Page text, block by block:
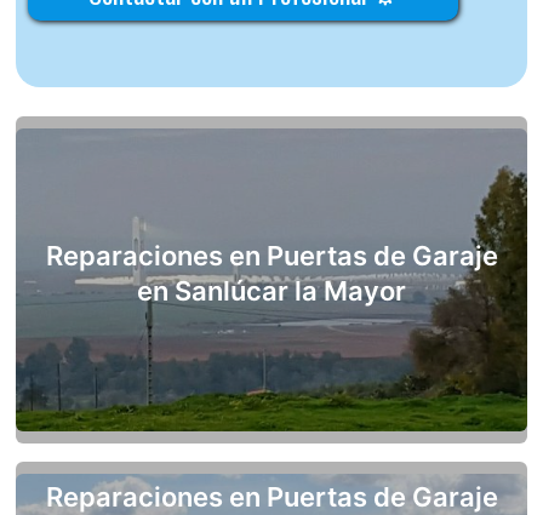
Reparaciones en Puertas de Garaje
en Sanlúcar la Mayor
Reparaciones en Puertas de Garaje